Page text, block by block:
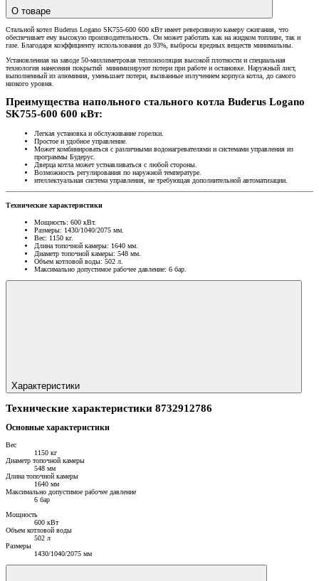
О товаре
Стальной котел Buderus Logano SK755-600 600 кВт имеет реверсивную камеру сжигания, что
обеспечивает ему высокую производительность. Он может работать как на жидком топливе, так и
газе. Благодаря коэффициенту использования до 93%, выбросы вредных веществ минимальны.
Установленная на заводе 50-миллиметровая теплоизоляция высокой плотности и специальная
технология нанесения покрытий минимизируют потери при работе и остановке. Наружный лист,
выполненный из алюминия, уменьшает потери, вызванные излучением корпуса котла, до самого
низкого уровня.
Преимущества напольного стального котла Buderus Logano
SK755-600 600 кВт:
Легкая установка и обслуживание горелки.
Простое и удобное управление.
Может комбинироваться с различными водонагревателями и системами управления из
программы Будерус.
Дверца котла может устнавливаться с любой стороны.
Возможность регулирования по наружной температуре.
нтеллектуальная система управления, не требующая дополнительной автоматизации.
Технические характеристики
Мощность: 600 кВт.
Размеры: 1430/1040/2075 мм.
Вес: 1150 кг.
Длина топочной камеры: 1640 мм.
Диаметр топочной камеры: 548 мм.
Объем котловой воды: 502 л.
Максимально допустимое рабочее давление: 6 бар.
Характеристики
Технические характеристики 8732912786
Основные характеристики
Вес
1150 кг
Диаметр топочной камеры
548 мм
Длина топочной камеры
1640 мм
Максимально допустимое рабочее давление
6 бар
Мощность
600 кВт
Объем котловой воды
502 л
Размеры
1430/1040/2075 мм